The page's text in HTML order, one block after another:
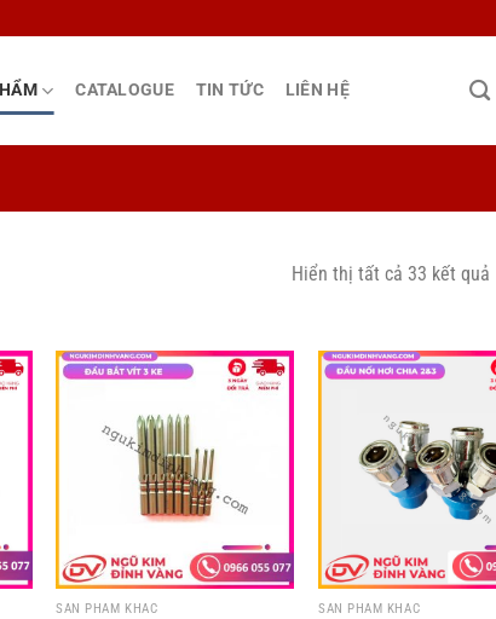
CATALOGUE TIN TỨC LIÊN HỆ
Hiển thị tất cả 33 kết quả
SẢN PHẨM KHÁC SẢN PHẨM KHÁC